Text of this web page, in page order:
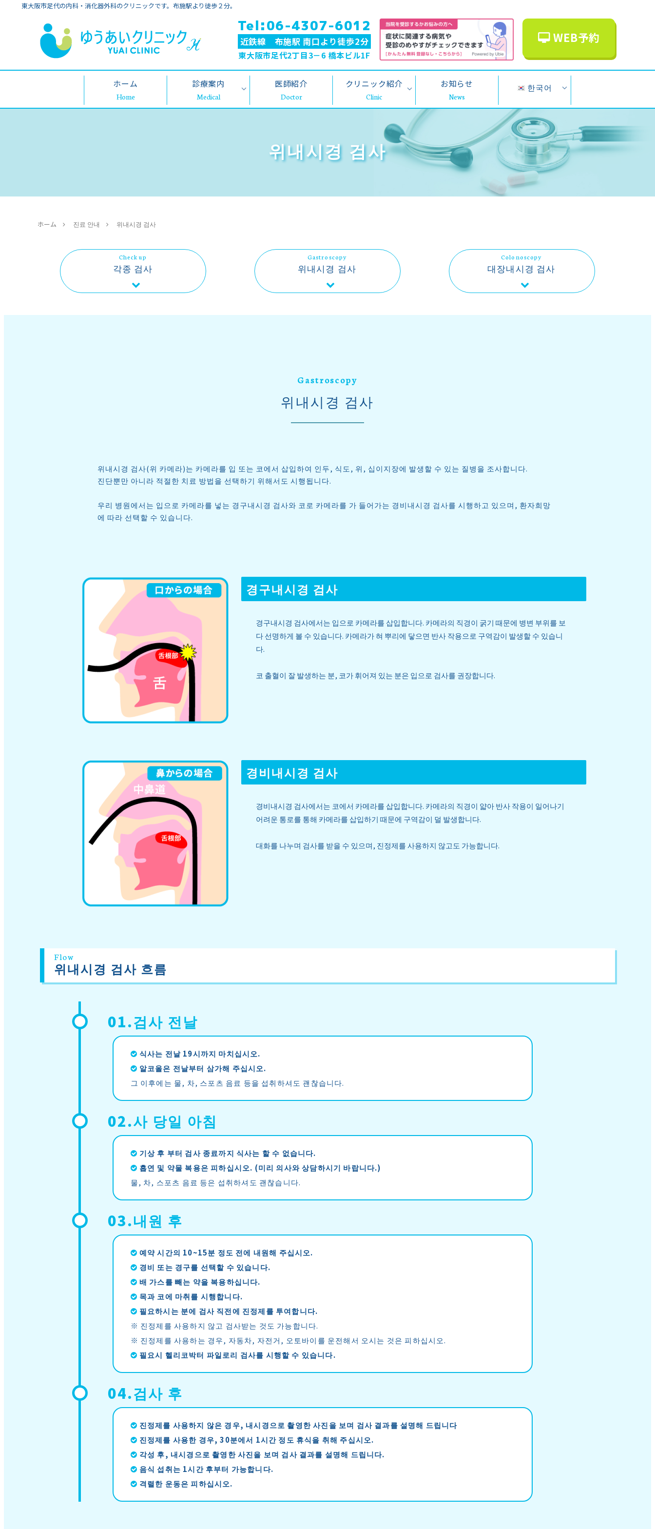
東大阪市足代の内科・消化器外科のクリニックです。布施駅より徒歩２分。
Tel:06-4307-6012
近鉄線 布施駅 南口より徒歩2分
東大阪市足代2丁目3－6 橋本ビル1F
WEB予約
ホーム 診療案内 医師紹介 クリニック紹介 お知らせ 한국어
위내시경 검사
ホーム 진료 안내 위내시경 검사
Check up
각종 검사
Gastroscopy
위내시경 검사
Colonoscopy
대장내시경 검사
Gastroscopy
위내시경 검사
위내시경 검사(위 카메라)는 카메라를 입 또는 코에서 삽입하여 인두, 식도, 위, 십이지장에 발생할 수 있는 질병을 조사합니다.
진단뿐만 아니라 적절한 치료 방법을 선택하기 위해서도 시행됩니다.
우리 병원에서는 입으로 카메라를 넣는 경구내시경 검사와 코로 카메라를 가 들어가는 경비내시경 검사를 시행하고 있으며, 환자희망
에 따라 선택할 수 있습니다.
경구내시경 검사
경구내시경 검사에서는 입으로 카메라를 삽입합니다. 카메라의 직경이 굵기 때문에 병변 부위를 보
다 선명하게 볼 수 있습니다. 카메라가 혀 뿌리에 닿으면 반사 작용으로 구역감이 발생할 수 있습니
다.
코 출혈이 잘 발생하는 분, 코가 휘어져 있는 분은 입으로 검사를 권장합니다.
경비내시경 검사
경비내시경 검사에서는 코에서 카메라를 삽입합니다. 카메라의 직경이 얇아 반사 작용이 일어나기
어려운 통로를 통해 카메라를 삽입하기 때문에 구역감이 덜 발생합니다.
대화를 나누며 검사를 받을 수 있으며, 진정제를 사용하지 않고도 가능합니다.
Flow
위내시경 검사 흐름
01.검사 전날
식사는 전날 19시까지 마치십시오.
알코올은 전날부터 삼가해 주십시오.
그 이후에는 물, 차, 스포츠 음료 등을 섭취하셔도 괜찮습니다.
02.사 당일 아침
기상 후 부터 검사 종료까지 식사는 할 수 없습니다.
흡연 및 약물 복용은 피하십시오. (미리 의사와 상담하시기 바랍니다.)
물, 차, 스포츠 음료 등은 섭취하셔도 괜찮습니다.
03.내원 후
예약 시간의 10~15분 정도 전에 내원해 주십시오.
경비 또는 경구를 선택할 수 있습니다.
배 가스를 빼는 약을 복용하십니다.
목과 코에 마취를 시행합니다.
필요하시는 분에 검사 직전에 진정제를 투여합니다.
※ 진정제를 사용하지 않고 검사받는 것도 가능합니다.
※ 진정제를 사용하는 경우, 자동차, 자전거, 오토바이를 운전해서 오시는 것은 피하십시오.
필요시 헬리코박터 파일로리 검사를 시행할 수 있습니다.
04.검사 후
진정제를 사용하지 않은 경우, 내시경으로 촬영한 사진을 보며 검사 결과를 설명해 드립니다
진정제를 사용한 경우, 30분에서 1시간 정도 휴식을 취해 주십시오.
각성 후, 내시경으로 촬영한 사진을 보며 검사 결과를 설명해 드립니다.
음식 섭취는 1시간 후부터 가능합니다.
격렬한 운동은 피하십시오.